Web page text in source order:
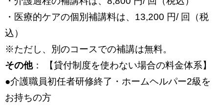
・医療的ケアの個別補講料は、13,200 円/ 回（税
込）
※ただし、別のコースでの補講は無料。
その他： 【貸付制度を使わない場合の料金体系】
●介護職員初任者研修終了・ホームヘルパー2級を
お持ちの方